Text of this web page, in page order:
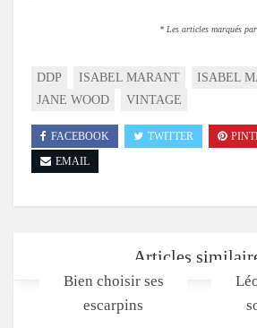
* Les articles marqués
DDP ISABEL MARANT
ISABEL
JANE WOOD
VINTAGE
FACEBOOK TWITTER
EMAIL
Articles
Bien choisir ses
escarpins